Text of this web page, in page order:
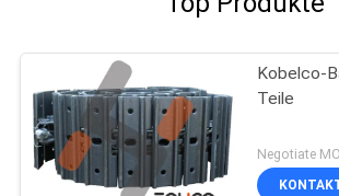
Kobelco-
Teile
Negotiate